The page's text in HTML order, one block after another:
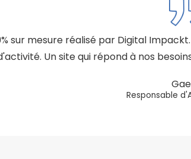
sur mesure réalisé par Digital
Un site qui répond à nos
Responsable